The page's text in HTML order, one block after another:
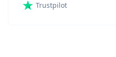
Trustpilot